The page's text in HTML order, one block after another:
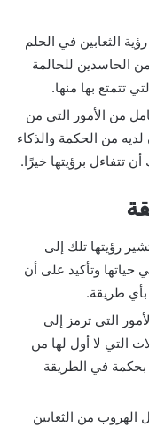
الثعابين في الحلم
الحاسدين للحالمة
تتمتع بها منها.
من الأمور التي من
من الحكمة والذكاء
تتفاءل برؤيتها خيرًا.
رؤيتها تلك إلى
حياتها وتأكيد على أن
بأي طريقة.
التي ترمز إلى
التي لا أول لها من
في الطريقة
الهروب من الثعابين